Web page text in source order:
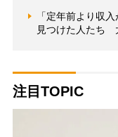
「定年前より収
見つけた人たち
注目TOPIC